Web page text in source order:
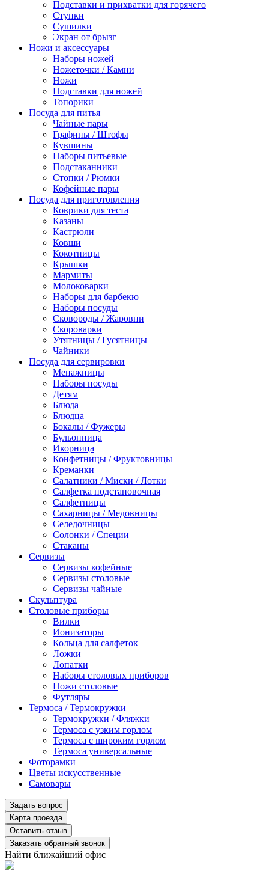
Подставки и прихватки для горячего
Ступки
Сушилки
Экран от брызг
Ножи и аксессуары
Наборы ножей
Ножеточки / Камни
Ножи
Подставки для ножей
Топорики
Посуда для питья
Чайные пары
Графины / Штофы
Кувшины
Наборы питьевые
Подстаканники
Стопки / Рюмки
Кофейные пары
Посуда для приготовления
Коврики для теста
Казаны
Кастрюли
Ковши
Кокотницы
Крышки
Мармиты
Молоковарки
Наборы для барбекю
Наборы посуды
Сковороды / Жаровни
Скороварки
Утятницы / Гусятницы
Чайники
Посуда для сервировки
Менажницы
Наборы посуды
Детям
Блюда
Блюдца
Бокалы / Фужеры
Бульонница
Икорница
Конфетницы / Фруктовницы
Креманки
Салатники / Миски / Лотки
Салфетка подстановочная
Салфетницы
Сахарницы / Медовницы
Селедочницы
Солонки / Специи
Стаканы
Сервизы
Сервизы кофейные
Сервизы столовые
Сервизы чайные
Скульптура
Столовые приборы
Вилки
Ионизаторы
Кольца для салфеток
Ложки
Лопатки
Наборы столовых приборов
Ножи столовые
Футляры
Термоса / Термокружки
Термокружки / Фляжки
Термоса с узким горлом
Термоса с широким горлом
Термоса универсальные
Фоторамки
Цветы искусственные
Самовары
Задать вопрос
Карта проезда
Оставить отзыв
Заказать обратный звонок
Найти ближайший офис